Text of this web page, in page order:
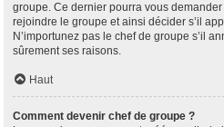
groupe. Ce dernier pourra vous
rejoindre le groupe et ainsi décider s’il
N’importunez pas le chef de groupe s’il
sûrement ses raisons.
Haut
Comment devenir chef de groupe ?